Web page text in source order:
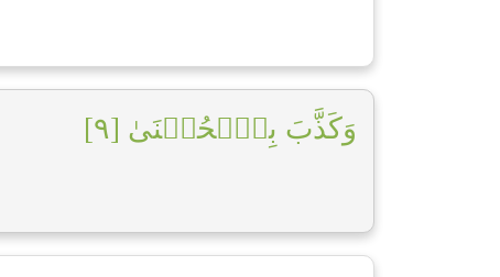
وَكَذَّبَ بِٱلۡحُسۡنَىٰ [٩]